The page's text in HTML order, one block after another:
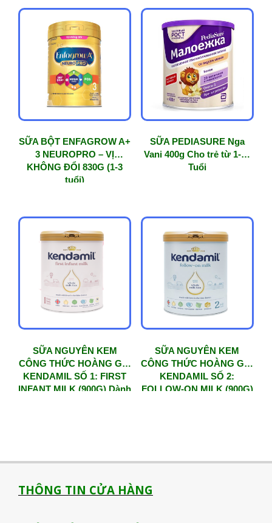
SỮA BỘT ENFAGROW A+
3 NEUROPRO – VỊ
KHÔNG ĐỔI 830G (1-3
tuổi)
SỮA PEDIASURE Nga
Vani 400g Cho trẻ từ 1-10
Tuổi
SỮA NGUYÊN KEM
CÔNG THỨC HOÀNG GIA
KENDAMIL SỐ 1: FIRST
INFANT MILK (900G) Dành
SỮA NGUYÊN KEM
CÔNG THỨC HOÀNG GIA
KENDAMIL SỐ 2:
FOLLOW-ON MILK (900G)
THÔNG TIN CỬA HÀNG